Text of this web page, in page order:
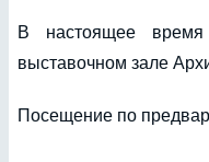
В настоящее
выставочном зале
Посещение по